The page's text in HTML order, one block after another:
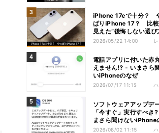
iPhone 17eで十分？
ぱりiPhone 17？ 比較
見えた“後悔しない選び
2026/05/22 14:00
電話アプリに付いた赤
えません!? - いまさら
いiPhoneのなぜ
2026/07/17 11:15
ソフトウェアアップデ
「今すぐ」実行すべき
まさら聞けないiPhone
ぜ
2026/08/02 11:15